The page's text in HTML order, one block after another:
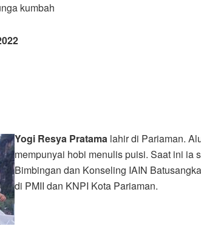
kumbah
Yogi Resya Pratama lahir di Pariaman.
mempunyai hobi menulis puisi. Saat ini ia
Bimbingan dan Konseling IAIN
di PMII dan KNPI Kota Pariaman.